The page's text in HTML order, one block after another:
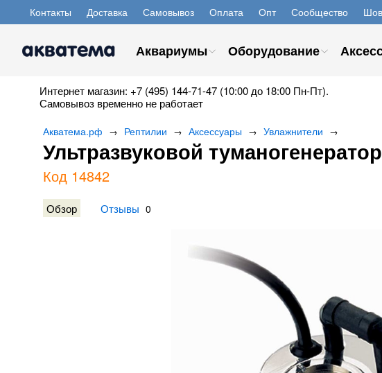
Контакты Доставка Самовывоз Оплата Опт Сообщество
Аквариумы Оборудование
Интернет магазин: +7 (495) 144-71-47 (10:00 до 18:00 Пн-Пт).
Самовывоз временно не работает
Акватема.рф → Рептилии → Аксессуары → Увлажнители →
Ультразвуковой
Код 14842
Обзор Отзывы 0